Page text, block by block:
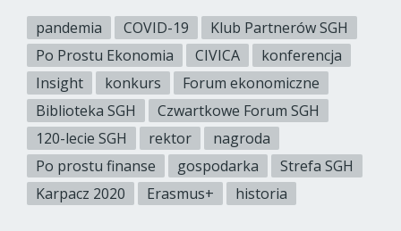
pandemia COVID-19
Klub Partnerów SGH
Po Prostu Ekonomia
CIVICA
konferencja
Insight
konkurs
Forum ekonomiczne
Biblioteka SGH
Czwartkowe Forum SGH
120-lecie SGH
rektor
nagroda
Po prostu finanse
gospodarka
Strefa SGH
Karpacz 2020
Erasmus+ historia